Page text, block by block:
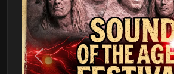
Poprzedni